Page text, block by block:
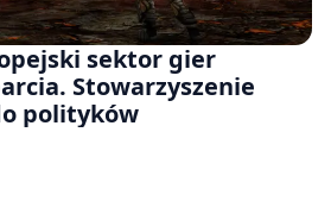
sektor gier
Stowarzyszenie
polityków